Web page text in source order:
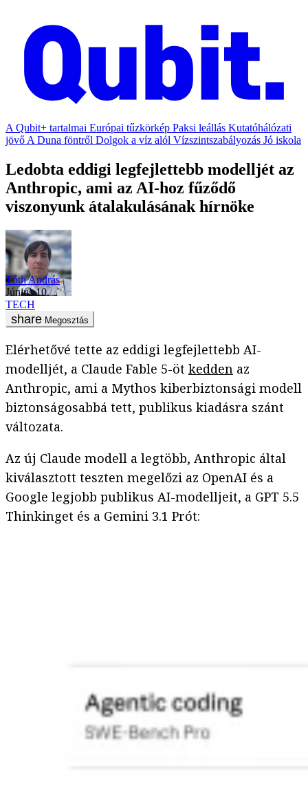
A Qubit+ tartalmai Európai tűzkörkép Paksi leállás Kutatóhálózati
jövő A Duna föntről Dolgok a víz alól Vízszintszabályozás Jó iskola
Ledobta eddigi legfejlettebb modelljét az
Anthropic, ami az AI-hoz fűződő
viszonyunk átalakulásának hírnöke
Tóth András
június 10.
TECH
Megosztás
Elérhetővé tette az eddigi legfejlettebb AI-
modelljét, a Claude Fable 5-öt kedden az
Anthropic, ami a Mythos kiberbiztonsági modell
biztonságosabbá tett, publikus kiadásra szánt
változata.
Az új Claude modell a legtöbb, Anthropic által
kiválasztott teszten megelőzi az OpenAI és a
Google legjobb publikus AI-modelljeit, a GPT 5.5
Thinkinget és a Gemini 3.1 Prót: